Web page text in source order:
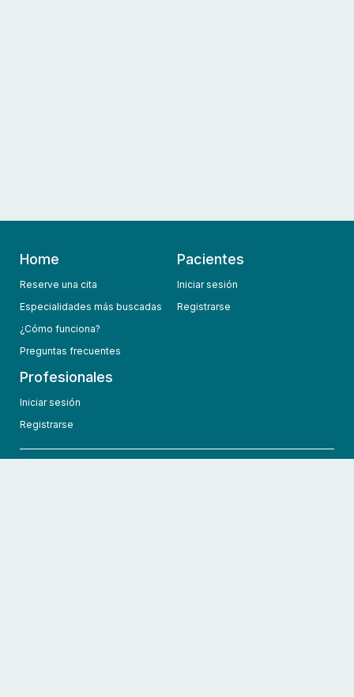
Home
Reserve una cita
Especialidades más buscadas
¿Cómo funciona?
Preguntas frecuentes
Pacientes
Iniciar sesión
Registrarse
Profesionales
Iniciar sesión
Registrarse